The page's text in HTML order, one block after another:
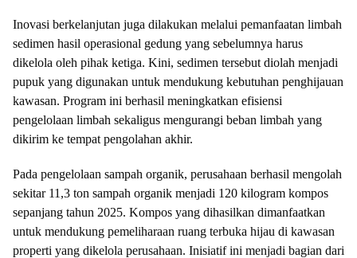
Inovasi berkelanjutan juga dilakukan melalui pemanfaatan limbah
sedimen hasil operasional gedung yang sebelumnya harus
dikelola oleh pihak ketiga. Kini, sedimen tersebut diolah menjadi
pupuk yang digunakan untuk mendukung kebutuhan penghijauan
kawasan. Program ini berhasil meningkatkan efisiensi
pengelolaan limbah sekaligus mengurangi beban limbah yang
dikirim ke tempat pengolahan akhir.
Pada pengelolaan sampah organik, perusahaan berhasil mengolah
sekitar 11,3 ton sampah organik menjadi 120 kilogram kompos
sepanjang tahun 2025. Kompos yang dihasilkan dimanfaatkan
untuk mendukung pemeliharaan ruang terbuka hijau di kawasan
properti yang dikelola perusahaan. Inisiatif ini menjadi bagian dari